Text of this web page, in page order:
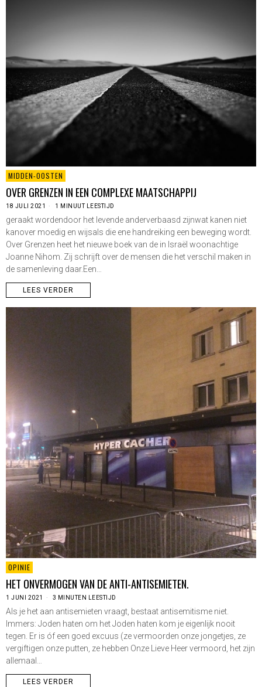
MIDDEN-OOSTEN
OVER GRENZEN IN EEN COMPLEXE MAATSCHAPPIJ
18 JULI 2021 1 MINUUT LEESTIJD
geraakt wordendoor het levende anderverbaasd zijnwat kanen niet
kanover moedig en wijsals die ene handreiking een beweging wordt.
Over Grenzen heet het nieuwe boek van de in Israël woonachtige
Joanne Nihom. Zij schrijft over de mensen die het verschil maken in
de samenleving daar.Een…
LEES VERDER
OPINIE
HET ONVERMOGEN VAN DE ANTI-ANTISEMIETEN.
1 JUNI 2021 3 MINUTEN LEESTIJD
Als je het aan antisemieten vraagt, bestaat antisemitisme niet.
Immers: Joden haten om het Joden haten kom je eigenlijk nooit
tegen. Er is óf een goed excuus (ze vermoorden onze jongetjes, ze
vergiftigen onze putten, ze hebben Onze Lieve Heer vermoord, het zijn
allemaal…
LEES VERDER